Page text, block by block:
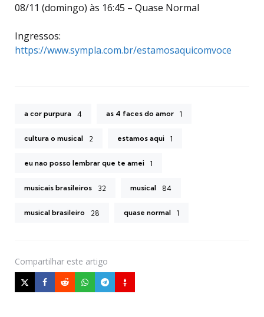
08/11 (domingo) às 16:45 – Quase Normal
Ingressos:
https://www.sympla.com.br/estamosaquicomvoce
a cor purpura 4 as 4 faces do amor 1
cultura o musical 2 estamos aqui 1
eu nao posso lembrar que te amei 1
musicais brasileiros 32 musical 84
musical brasileiro 28 quase normal 1
Compartilhar este artigo